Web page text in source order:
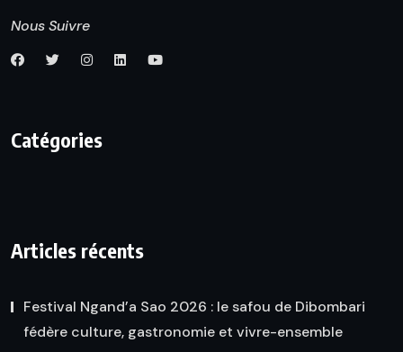
Nous Suivre
Catégories
Articles récents
Festival Ngand’a Sao 2026 : le safou de Dibombari
fédère culture, gastronomie et vivre-ensemble